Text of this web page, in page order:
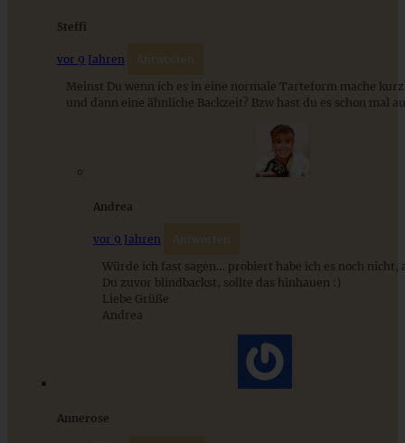
Papas cremiger Zwiebelkuchen mit Schmand ohne Hefe
Das beste Rezept für Omas lockeren und buttrigen
ZUM BEITRAG
Steffi
vor 9 Jahren Antworten
Meinst Du wenn ich es in eine normale Tarteform mache
und dann eine ähnliche Backzeit? Bzw hast du es schon mal
Andrea
vor 9 Jahren Antworten
Würde ich fast sagen… probiert habe ich es noch nicht,
Du zuvor blindbackst, sollte das hinhauen :)
Liebe Grüße
Andrea
Annerose